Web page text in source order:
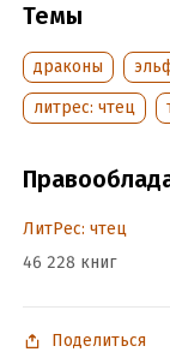
Дата поступления:
Темы
драконы
литрес: чтец
ЛитРес: чтец
46 228 книг
Поделиться